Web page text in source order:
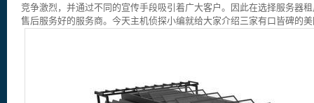
竞争激烈，并通过不同的宣传手段吸引着广大客户。因此在选择服务器
售后服务好的服务商。今天主机侦探小编就给大家介绍三家有口皆碑的